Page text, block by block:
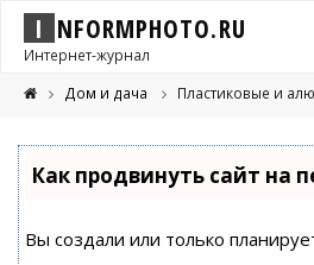
I NFORMPHOTO.RU
Интернет-журнал
Дом и дача Пластиковые и
Как продвинуть сайт на
Вы создали или только